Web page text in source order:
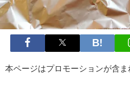
本ページはプロモーションが含ま